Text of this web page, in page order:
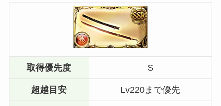
取得優先度 S
超越目安 Lv220まで優先